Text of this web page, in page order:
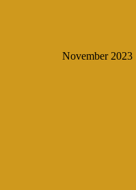
November 2023